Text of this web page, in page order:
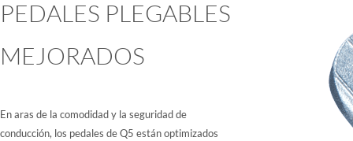
PEDALES PLEGABLES
MEJORADOS
En aras de la comodidad y la seguridad de
conducción, los pedales de Q5 están optimizados